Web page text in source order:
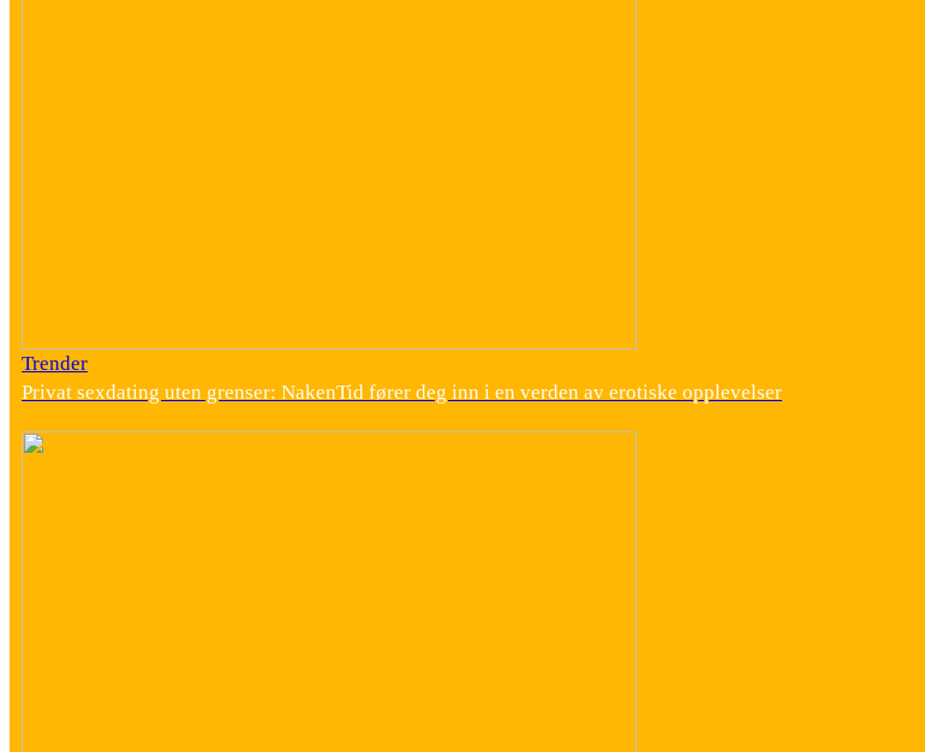
Trender
Privat sexdating uten grenser: NakenTid fører deg inn i en verden av erotiske opplevelser